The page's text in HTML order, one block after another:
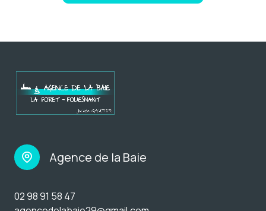
Agence de la Baie
02 98 91 58 47